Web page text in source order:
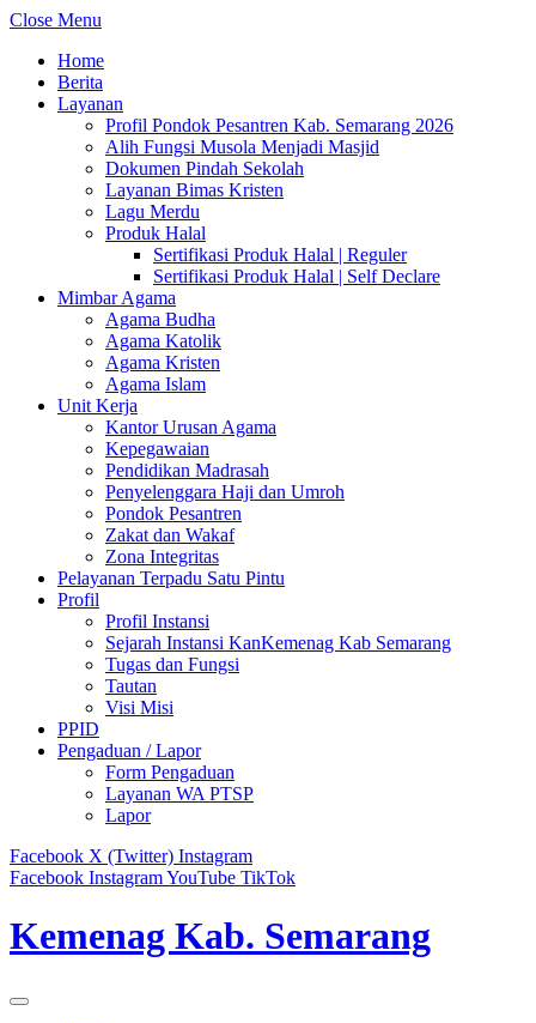
Close Menu
Home
Berita
Layanan
Profil Pondok Pesantren Kab. Semarang 2026
Alih Fungsi Musola Menjadi Masjid
Dokumen Pindah Sekolah
Layanan Bimas Kristen
Lagu Merdu
Produk Halal
Sertifikasi Produk Halal | Reguler
Sertifikasi Produk Halal | Self Declare
Mimbar Agama
Agama Budha
Agama Katolik
Agama Kristen
Agama Islam
Unit Kerja
Kantor Urusan Agama
Kepegawaian
Pendidikan Madrasah
Penyelenggara Haji dan Umroh
Pondok Pesantren
Zakat dan Wakaf
Zona Integritas
Pelayanan Terpadu Satu Pintu
Profil
Profil Instansi
Sejarah Instansi KanKemenag Kab Semarang
Tugas dan Fungsi
Tautan
Visi Misi
PPID
Pengaduan / Lapor
Form Pengaduan
Layanan WA PTSP
Lapor
Facebook X (Twitter) Instagram
Facebook InstagramYouTube TikTok
Kemenag Kab. Semarang